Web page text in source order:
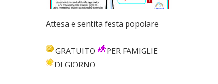
Attesa e sentita festa popolare
GRATUITO
PER FAMIGLIE
DI GIORNO